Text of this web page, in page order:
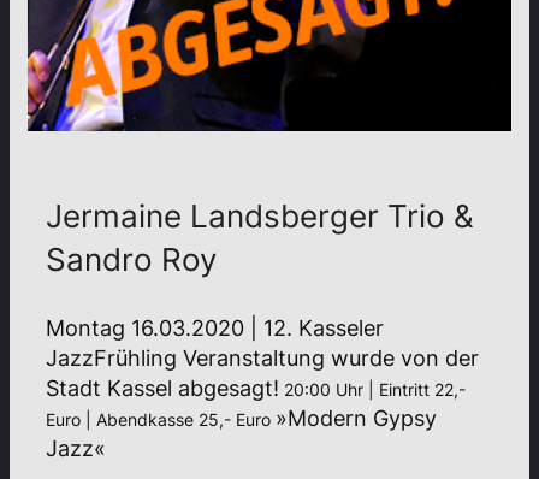
Jermaine Landsberger Trio &
Sandro Roy
Montag 16.03.2020 | 12. Kasseler
JazzFrühling Veranstaltung wurde von der
Stadt Kassel abgesagt! 20:00 Uhr | Eintritt 22,-
Euro | Abendkasse 25,- Euro »Modern Gypsy
Jazz«